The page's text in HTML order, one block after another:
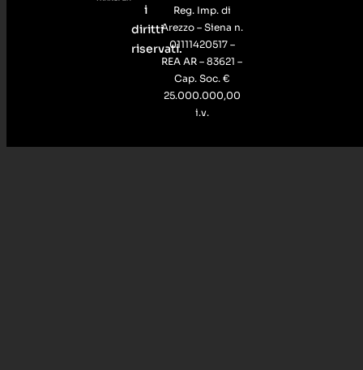
i
diritti
riservati.
Reg. Imp. di
Arezzo – Siena n.
01111420517 –
REA AR – 83621 –
Cap. Soc. €
25.000.000,00
i.v.